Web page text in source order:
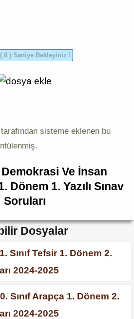
tarafından sisteme eklenen bu
Demokrasi Ve İnsan
Dönem 1. Yazılı Sınav
Soruları
Dosyalar
Sınıf Tefsir 1. Dönem 2.
2024-2025
Sınıf Arapça 1. Dönem 2.
2024-2025